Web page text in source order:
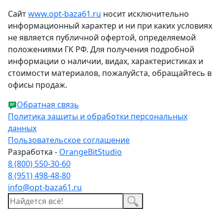
Сайтwww.opt-baza61.ru носит исключительно
информационный характер и ни при каких условиях
не является публичной офертой, определяемой
положениями ГК РФ. Для получения подробной
информации о наличии, видах, характеристиках и
стоимости материалов, пожалуйста, обращайтесь в
офисы продаж.
Обратная связь
Политика защиты и обработки персональных
данных
Пользовательское соглашение
Разработка - OrangeBitStudio
8 (800) 550-30-60
8 (951) 498-48-80
info@opt-baza61.ru